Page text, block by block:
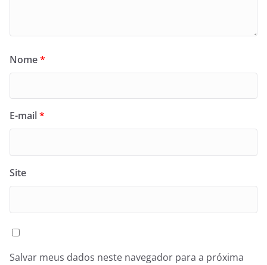
Nome*
E-mail*
Site
Salvar meus dados neste navegador para a próxima